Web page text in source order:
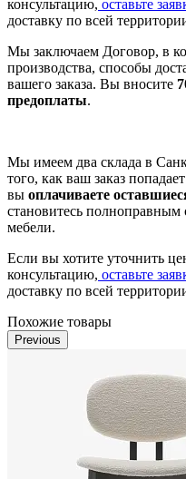
консультацию, оставьте
доставку по всей
Мы заключаем Договор, в
производства, способы
вашего заказа. Вы вносите
предоплаты.
Мы имеем два склада в
того, как ваш заказ
вы оплачиваете
становитесь полноправным
мебели.
Если вы хотите уточнить
консультацию, оставьте
доставку по всей
Похожие товары
Previous